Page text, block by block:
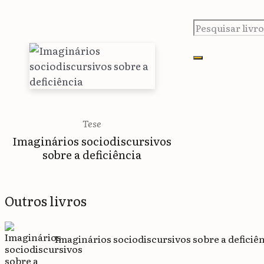
Tese
Imaginários sociodiscursivos
sobre a deficiência
Outros livros
Imaginários sociodiscursivos sobre a